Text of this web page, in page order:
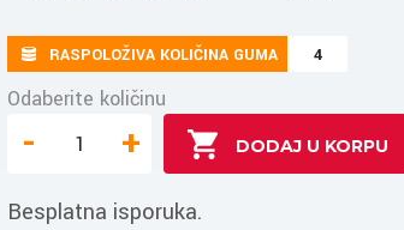
RASPOLOŽIVA KOLIČINA GUMA 4
Odaberite količinu
- +
Besplatna isporuka.